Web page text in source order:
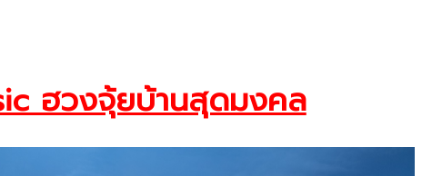
ฮวงจุ้ยบ้านสุดมงคล